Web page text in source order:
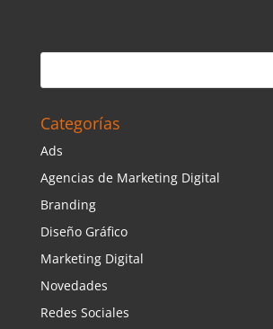
Categorías
Ads
Agencias de Marketing Digital
Branding
Diseño Gráfico
Marketing Digital
Novedades
Redes Sociales